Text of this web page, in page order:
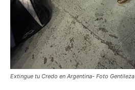
Extingue tu Credo en Argentina- Foto Gentileza